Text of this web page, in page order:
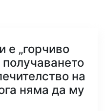
„горчиво
получаването
на
няма да му